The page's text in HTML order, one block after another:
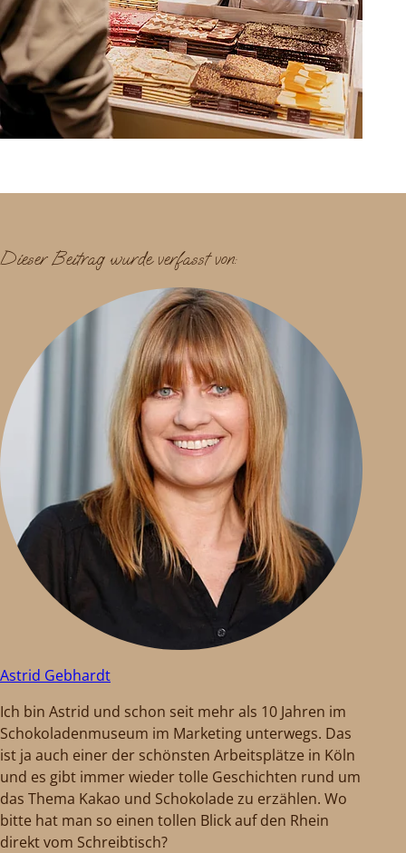
Dieser Beitrag wurde verfasst von:
Astrid Gebhardt
Ich bin Astrid und schon seit mehr als 10 Jahren im
Schokoladenmuseum im Marketing unterwegs. Das
ist ja auch einer der schönsten Arbeitsplätze in Köln
und es gibt immer wieder tolle Geschichten rund um
das Thema Kakao und Schokolade zu erzählen. Wo
bitte hat man so einen tollen Blick auf den Rhein
direkt vom Schreibtisch?